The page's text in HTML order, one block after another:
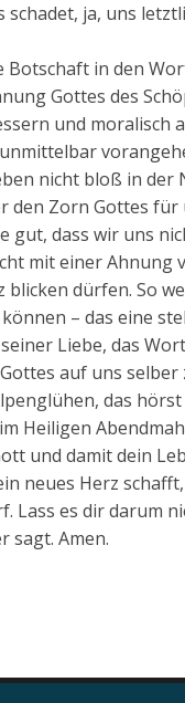
schadet, ja, uns
in den
Gottes des
und moralisch
nicht bloß in
den Zorn Gottes
gut, dass wir uns
mit einer Ahnung
blicken dürfen. So
– das eine
Liebe, das
auf uns
das
Heiligen
und damit dein
neues Herz
Lass es dir darum
sagt. Amen.